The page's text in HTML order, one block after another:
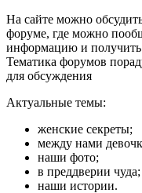
На сайте можно
форуме, где можно
информацию и получить
Тематика форумов
для обсуждения
Актуальные темы:
женские секреты;
между нами
наши фото;
в преддверии чуда;
наши истории.